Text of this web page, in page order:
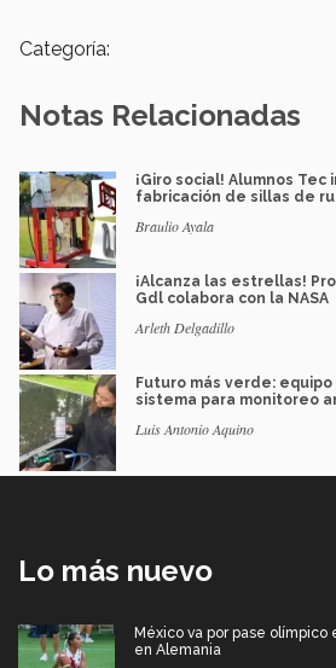
Categoría:
Notas Relacionadas
¡Giro social! Alumnos Tec
fabricación de sillas de
Braulio Ayala
¡Alcanza las estrellas!
Gdl colabora con la NASA
Arleth Delgadillo
Futuro más verde:
sistema para monitoreo
Luis Antonio Aquino
Lo más nuevo
México va por pase
en Alemania